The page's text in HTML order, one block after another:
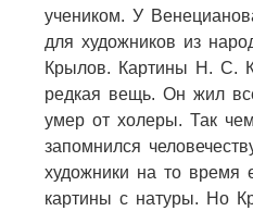
учеником. У
для художников из
Крылов. Картины Н. С.
редкая вещь. Он жил
умер от холеры. Так
запомнился
художники на то время
картины с натуры. Но